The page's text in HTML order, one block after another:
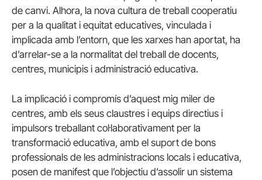
de canvi. Alhora, la nova cultura de treball cooperatiu
per a la qualitat i equitat educatives, vinculada i
implicada amb l’entorn, que les xarxes han aportat, ha
d’arrelar-se a la normalitat del treball de docents,
centres, municipis i administració educativa.
La implicació i compromís d’aquest mig miler de
centres, amb els seus claustres i equips directius i
impulsors treballant col·laborativament per la
transformació educativa, amb el suport de bons
professionals de les administracions locals i educativa,
posen de manifest que l’objectiu d’assolir un sistema